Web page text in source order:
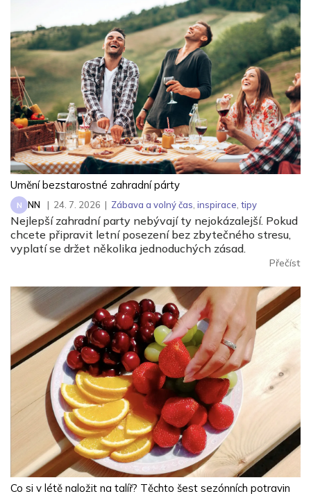
Umění bezstarostné zahradní párty
N NN | 24. 7. 2026 | Zábava a volný čas inspirace tipy
Nejlepší zahradní party nebývají ty nejokázalejší. Pokud
chcete připravit letní posezení bez zbytečného stresu,
vyplatí se držet několika jednoduchých zásad.
Přečíst
Co si v létě naložit na talíř? Těchto šest sezónních potravin